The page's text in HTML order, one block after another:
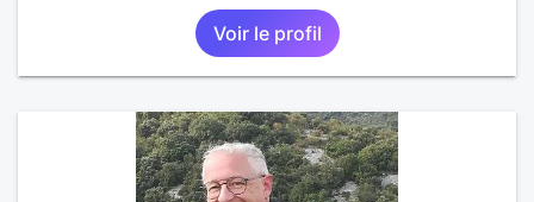
Voir le profil